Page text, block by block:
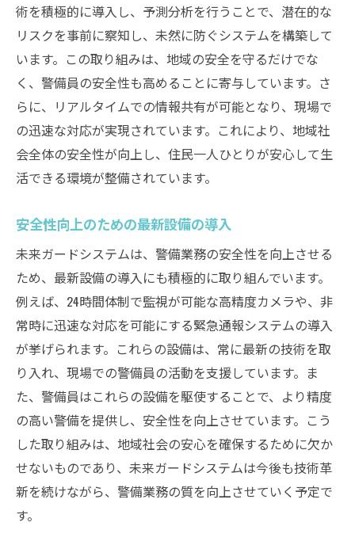
術を積極的に導入し、予測分析を行うことで、潜在的な
リスクを事前に察知し、未然に防ぐシステムを構築して
います。この取り組みは、地域の安全を守るだけでな
く、警備員の安全性も高めることに寄与しています。さ
らに、リアルタイムでの情報共有が可能となり、現場で
の迅速な対応が実現されています。これにより、地域社
会全体の安全性が向上し、住民一人ひとりが安心して生
活できる環境が整備されています。
安全性向上のための最新設備の導入
未来ガードシステムは、警備業務の安全性を向上させる
ため、最新設備の導入にも積極的に取り組んでいます。
例えば、24時間体制で監視が可能な高精度カメラや、非
常時に迅速な対応を可能にする緊急通報システムの導入
が挙げられます。これらの設備は、常に最新の技術を取
り入れ、現場での警備員の活動を支援しています。ま
た、警備員はこれらの設備を駆使することで、より精度
の高い警備を提供し、安全性を向上させています。こう
した取り組みは、地域社会の安心を確保するために欠か
せないものであり、未来ガードシステムは今後も技術革
新を続けながら、警備業務の質を向上させていく予定で
す。